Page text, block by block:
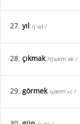
27. yıl /jˈɯɫ /
28. çıkmak /tʃɯkmˈak /
29. görmek /ɟœrmˈɛc /